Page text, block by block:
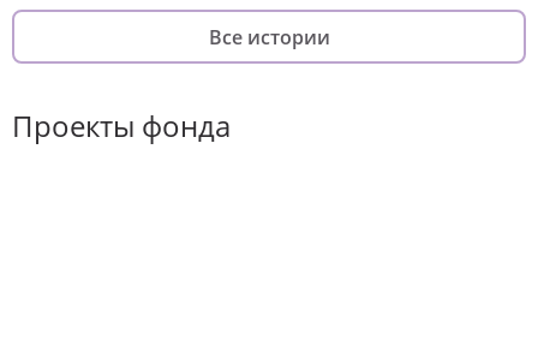
Все истории
Проекты фонда